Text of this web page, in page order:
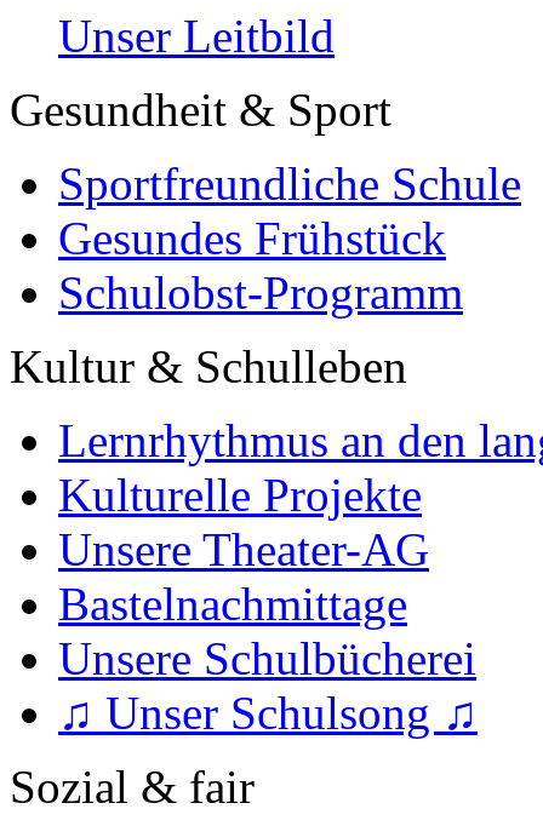
Unser Leitbild
Gesundheit & Sport
Sportfreundliche Schule
Gesundes Frühstück
Schulobst-Programm
Kultur & Schulleben
Lernrhythmus an den
Kulturelle Projekte
Unsere Theater-AG
Bastelnachmittage
Unsere Schulbücherei
♫ Unser Schulsong ♫
Sozial & fair